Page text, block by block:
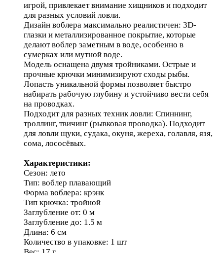
игрой, привлекает внимание хищников и подходит
для разных условий ловли.
Дизайн воблера максимально реалистичен: 3D-
глазки и металлизированное покрытие, которые
делают воблер заметным в воде, особенно в
сумерках или мутной воде.
Модель оснащена двумя тройниками. Острые и
прочные крючки минимизируют сходы рыбы.
Лопасть уникальной формы позволяет быстро
набирать рабочую глубину и устойчиво вести себя
на проводках.
Подходит для разных техник ловли: Спиннинг,
троллинг, твичинг (рывковая проводка). Подходит
для ловли щуки, судака, окуня, жереха, голавля, язя,
сома, лососёвых.
Характеристики:
Сезон: лето
Тип: воблер плавающий
Форма воблера: крэнк
Тип крючка: тройной
Заглубление от: 0 м
Заглубление до: 1.5 м
Длина: 6 см
Количество в упаковке: 1 шт